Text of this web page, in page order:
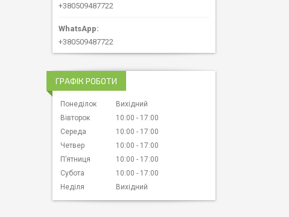
+380509487722
+380509487722
ГРАФІК РОБОТИ
Понеділок
Вихідний
Вівторок
10:00
17:00
Середа
10:00
17:00
Четвер
10:00
17:00
Пʼятниця
10:00
17:00
Субота
10:00
17:00
Неділя
Вихідний